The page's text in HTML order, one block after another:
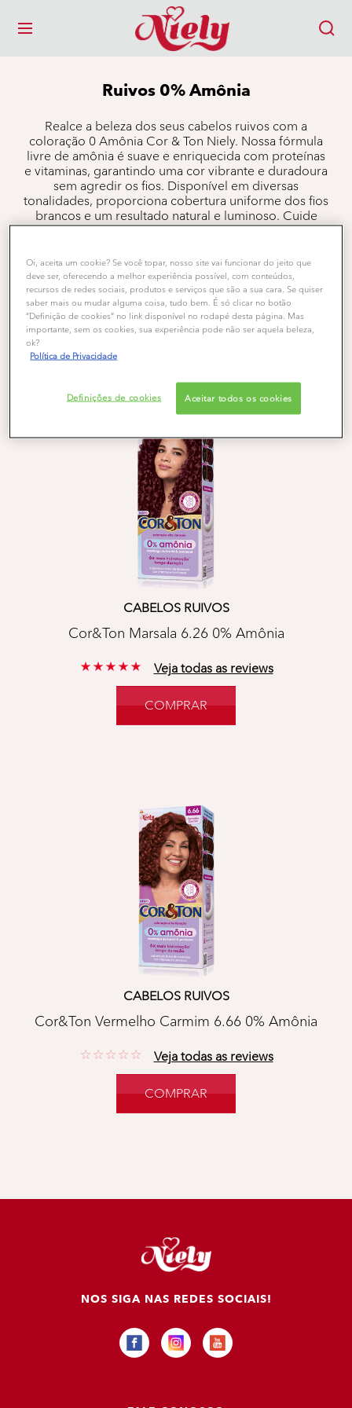
MENU
Ruivos 0% Amônia
Realce a beleza dos seus cabelos ruivos com a
coloração 0 Amônia Cor & Ton Niely. Nossa fórmula
livre de amônia é suave e enriquecida com proteínas
e vitaminas, garantindo uma cor vibrante e duradoura
sem agredir os fios. Disponível em diversas
tonalidades, proporciona cobertura uniforme dos fios
brancos e um resultado natural e luminoso. Cuide
dos seus cabelos ruivos com Niely e tenha uma cor
Filtros
CABELOS RUIVOS
Cor&Ton Marsala 6.26 0% Amônia
5 out of 5 stars based on reviews
Veja todas as reviews
COMPRAR
CABELOS RUIVOS
Cor&Ton Vermelho Carmim 6.66 0% Amônia
No reviews Veja todas as reviews
COMPRAR
NOS SIGA NAS REDES SOCIAIS!
Oi, aceita um cookie? Se você topar, nosso site vai funcionar do jeito que
deve ser, oferecendo a melhor experiência possível, com conteúdos,
recursos de redes sociais, produtos e serviços que são a sua cara. Se quiser
saber mais ou mudar alguma coisa, tudo bem. É só clicar no botão
“Definição de cookies” no link disponível no rodapé desta página. Mas
importante, sem os cookies, sua experiência pode não ser aquela beleza,
ok?
Política de Privacidade
Definições de cookies Aceitar todos os cookies